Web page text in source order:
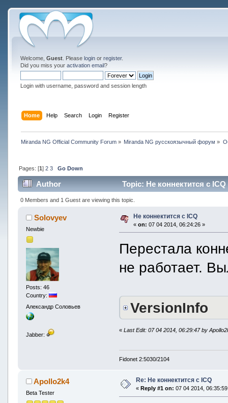
Welcome, Guest. Please loginor register.
Did you miss your activation email?
Login with username, password and session length
Home Help Search Login Register
Miranda NG Official Community Forum» Miranda NG русскоязычный форум »
Pages: [1] 2 3 Go Down
Author Topic: Не коннектится с
0 Members and 1 Guest are viewing this topic.
Solovyev
Newbie
Posts: 46
Country:
Александр Соловьев
Jabber:
Не коннектится с ICQ
« on: 07 04 2014, 06:24:26 »
Перестала
не работает.
VersionInfo
«Last Edit: 07 04 2014, 06:29:47 by
Fidonet 2:5030/2104
Apollo2k4
Beta Tester
Re: Не коннектится с ICQ
« Reply #1 on: 07 04 2014,